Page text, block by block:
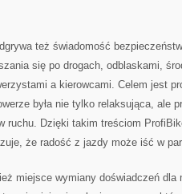
też świadomość
się po drogach, odblaskami,
a kierowcami. Celem jest
była nie tylko relaksująca, ale
ruchu. Dzięki takim treściom
że radość z jazdy może iść w
miejsce wymiany doświadczeń dla